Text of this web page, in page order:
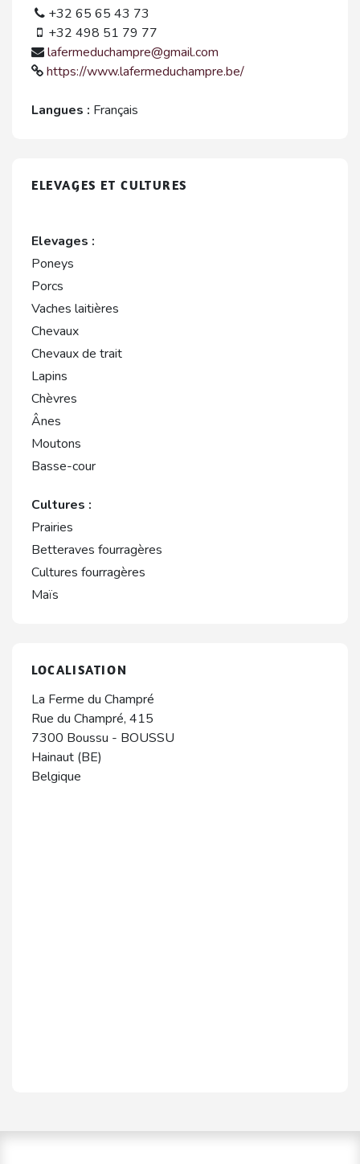
+32 65 65 43 73
+32 498 51 79 77
lafermeduchampre@gmail.com
https://www.lafermeduchampre.be/
Langues : Français
ELEVAGES ET CULTURES
Elevages :
Poneys
Porcs
Vaches laitières
Chevaux
Chevaux de trait
Lapins
Chèvres
Ânes
Moutons
Basse-cour
Cultures :
Prairies
Betteraves fourragères
Cultures fourragères
Maïs
LOCALISATION
La Ferme du Champré
Rue du Champré, 415
7300 Boussu - BOUSSU
Hainaut (BE)
Belgique